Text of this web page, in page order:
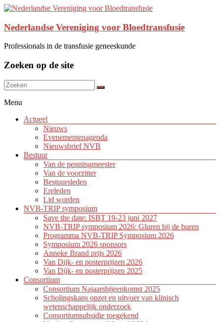
Nederlandse Vereniging voor Bloedtransfusie
Professionals in de transfusie geneeskunde
Zoeken op de site
Menu
Actueel
Nieuws
Evenementenagenda
Nieuwsbrief NVB
Bestuur
Van de penningmeester
Van de voorzitter
Bestuursleden
Ereleden
Lid worden
NVB-TRIP symposium
Save the date: ISBT 19-23 juni 2027
NVB-TRIP symposium 2026: Gluren bij de buren
Programma NVB-TRIP Symposium 2026
Symposium 2026 sponsors
Anneke Brand prijs 2026
Van Dijk- en posterprijzen 2026
Van Dijk- en posterprijzen 2025
Consortium
Consortium Najaarsbijeenkomst 2025
Scholingskans opzet en uitvoer van klinisch
wetenschappelijk onderzoek
Consortiumsubsidie toegekend